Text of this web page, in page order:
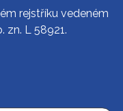
rejstříku vedeném
zn. L 58921.